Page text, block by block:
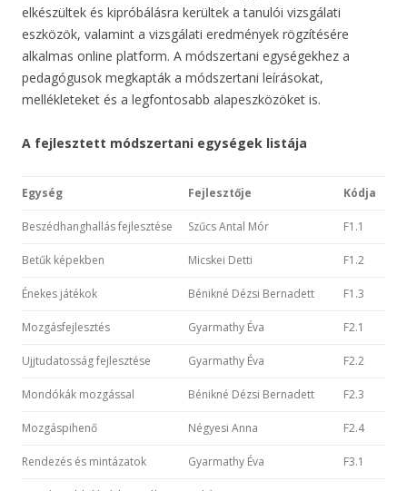
elkészültek és kipróbálásra kerültek a tanulói vizsgálati
eszközök, valamint a vizsgálati eredmények rögzítésére
alkalmas online platform. A módszertani egységekhez a
pedagógusok megkapták a módszertani leírásokat,
mellékleteket és a legfontosabb alapeszközöket is.
A fejlesztett módszertani egységek listája
Egység Fejlesztője Kódja
Beszédhanghallás fejlesztése Szűcs Antal Mór F1.1
Betűk képekben Micskei Detti F1.2
Énekes játékok Bénikné Dézsi Bernadett F1.3
Mozgásfejlesztés Gyarmathy Éva F2.1
Ujjtudatosság fejlesztése Gyarmathy Éva F2.2
Mondókák mozgással Bénikné Dézsi Bernadett F2.3
Mozgáspihenő Négyesi Anna F2.4
Rendezés és mintázatok Gyarmathy Éva F3.1